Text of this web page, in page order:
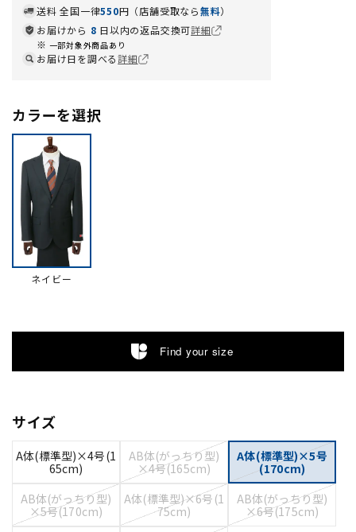
送料 全国一律550円（店舗受取なら無料）
お届けから 8 日以内の返品交換可詳細
一部対象外商品あり
お届け日を調べる詳細
カラーを選択
ネイビー
Find your size
サイズ
A体(標準型)×4号(1
65cm)
AB体(がっちり型)
×4号(165cm)
A体(標準型)×5号
(170cm)
AB体(がっちり型)
×5号(170cm)
A体(標準型)×6号(1
75cm)
AB体(がっちり型)
×6号(175cm)